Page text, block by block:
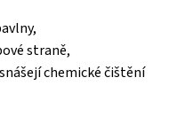
straně,
chemické čištění